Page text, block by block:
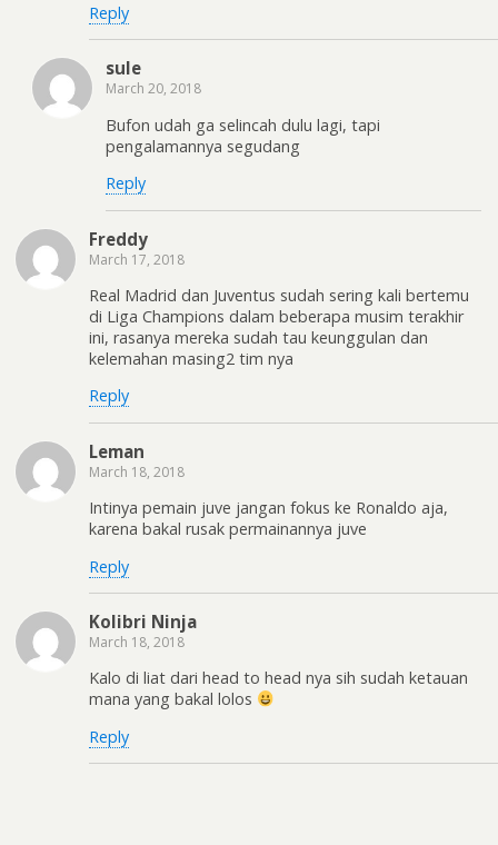
Reply
sule
March 20, 2018
Bufon udah ga selincah dulu lagi, tapi
pengalamannya segudang
Reply
Freddy
March 17, 2018
Real Madrid dan Juventus sudah sering kali bertemu
di Liga Champions dalam beberapa musim terakhir
ini, rasanya mereka sudah tau keunggulan dan
kelemahan masing2 tim nya
Reply
Leman
March 18, 2018
Intinya pemain juve jangan fokus ke Ronaldo aja,
karena bakal rusak permainannya juve
Reply
Kolibri Ninja
March 18, 2018
Kalo di liat dari head to head nya sih sudah ketauan
mana yang bakal lolos
Reply